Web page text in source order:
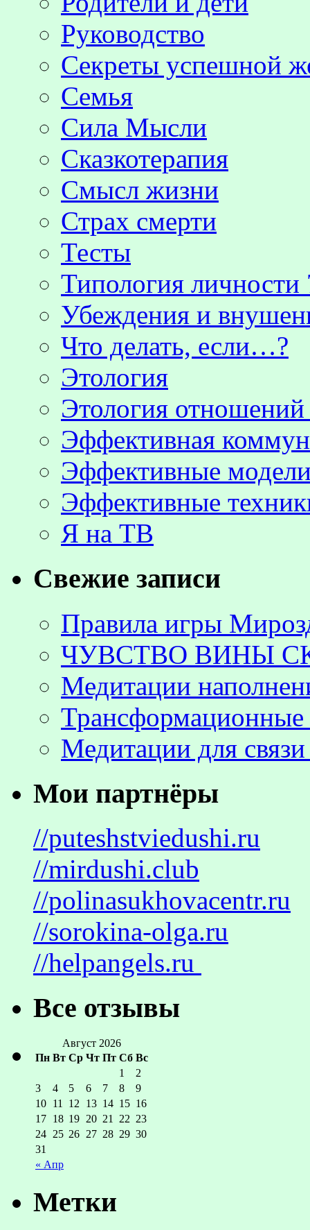
Руководство
Секреты успешной
Семья
Сила Мысли
Сказкотерапия
Смысл жизни
Страх смерти
Тесты
Типология личности
Убеждения и
Что делать, если…?
Этология
Этология
Эффективная
Эффективные
Эффективные
Я на ТВ
Свежие записи
Правила игры
ЧУВСТВО ВИНЫ
Медитации
Трансформационные
Медитации для
Мои партнёры
//puteshstviedushi.ru
//mirdushi.club
//polinasukhovacentr.ru
//sorokina-olga.ru
//helpangels.ru
Все отзывы
Август 2026
Пн Вт Ср Чт Пт Сб Вс
« Апр
1
2
3
4 5 6 7 8
9
10 11 12 13 14 15 16
17 18 19 20 21 22 23
24 25 26 27 28 29 30
31
Метки